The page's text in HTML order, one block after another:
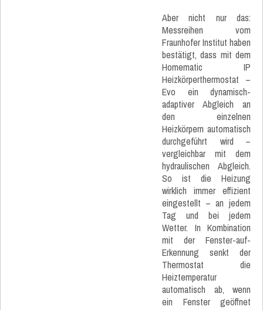
Aber nicht nur das:
Messreihen vom
Fraunhofer Institut haben
bestätigt, dass mit dem
Homematic IP
Heizkörperthermostat –
Evo ein dynamisch-
adaptiver Abgleich an
den einzelnen
Heizkörpern automatisch
durchgeführt wird –
vergleichbar mit dem
hydraulischen Abgleich.
So ist die Heizung
wirklich immer effizient
eingestellt – an jedem
Tag und bei jedem
Wetter. In Kombination
mit der Fenster-auf-
Erkennung senkt der
Thermostat die
Heiztemperatur
automatisch ab, wenn
ein Fenster geöffnet